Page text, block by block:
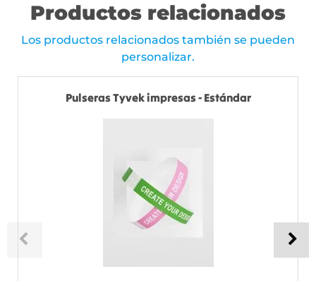
Productos relacionados
Los productos relacionados también se pueden
personalizar.
Pulseras Tyvek impresas - Estándar